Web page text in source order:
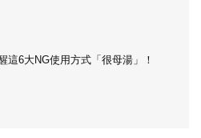
這6大NG使用方式「很母湯」！